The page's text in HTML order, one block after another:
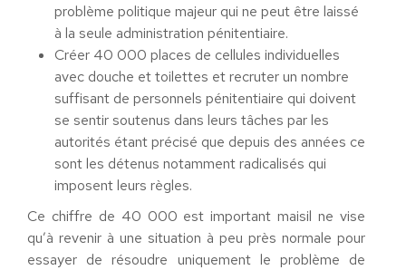
problème politique majeur qui ne peut être laissé
à la seule administration pénitentiaire.
Créer 40 000 places de cellules individuelles
avec douche et toilettes et recruter un nombre
suffisant de personnels pénitentiaire qui doivent
se sentir soutenus dans leurs tâches par les
autorités étant précisé que depuis des années ce
sont les détenus notamment radicalisés qui
imposent leurs règles.
Ce chiffre de 40 000 est important maisil ne vise
qu’à revenir à une situation à peu près normale pour
essayer de résoudre uniquement le problème de